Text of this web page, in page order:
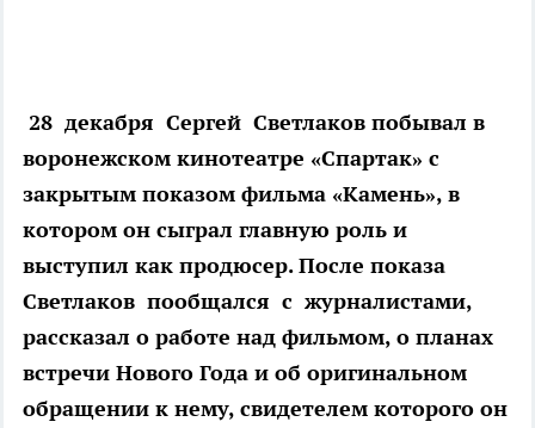
28 декабря Сергей Светлаков побывал в
воронежском кинотеатре «Спартак» с
закрытым показом фильма «Камень», в
котором он сыграл главную роль и
выступил как продюсер. После показа
Светлаков пообщался с журналистами,
рассказал о работе над фильмом, о планах
встречи Нового Года и об оригинальном
обращении к нему, свидетелем которого он